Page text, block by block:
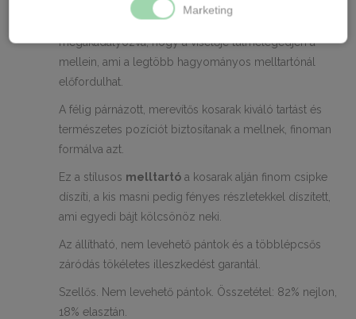
Ez kivételes könnyedséget és légiességet biztosít neki,
megakadályozva, hogy a viselője túlmelegedjen a
mellein, ami a legtöbb hagyományos melltartónál
előfordulhat.
A félig párnázott, merevítős kosarak kiváló tartást és
természetes pozíciót biztosítanak a mellnek, finoman
formálva azt.
Ez a stílusos melltartó a kosarak alján finom csipke
díszíti, a kis masni pedig fényes részletekkel díszített,
ami egyedi bájt kölcsönöz neki.
Az állítható, nem levehető pántok és a többlépcsős
záródás tökéletes illeszkedést garantál.
Szellős. Nem levehető pántok. Összetétel: 82% nejlon,
18% elasztán.
Marketing